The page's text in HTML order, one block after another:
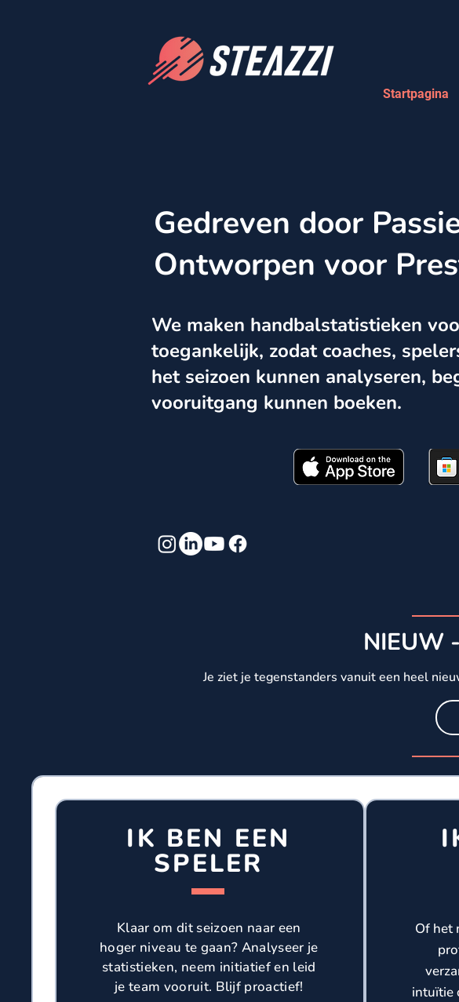
Startpagina
Gedreven door
Ontworpen voor
We maken handbalstatistieken
toegankelijk, zodat coaches,
het seizoen kunnen analyseren,
vooruitgang kunnen boeken.
NIEUW
Je ziet je tegenstanders vanuit een heel
IK BEN EEN
SPELER
Klaar om dit seizoen naar een
hoger niveau te gaan? Analyseer je
statistieken, neem initiatief en leid
je team vooruit. Blijf proactief!
Of het
intuïtie